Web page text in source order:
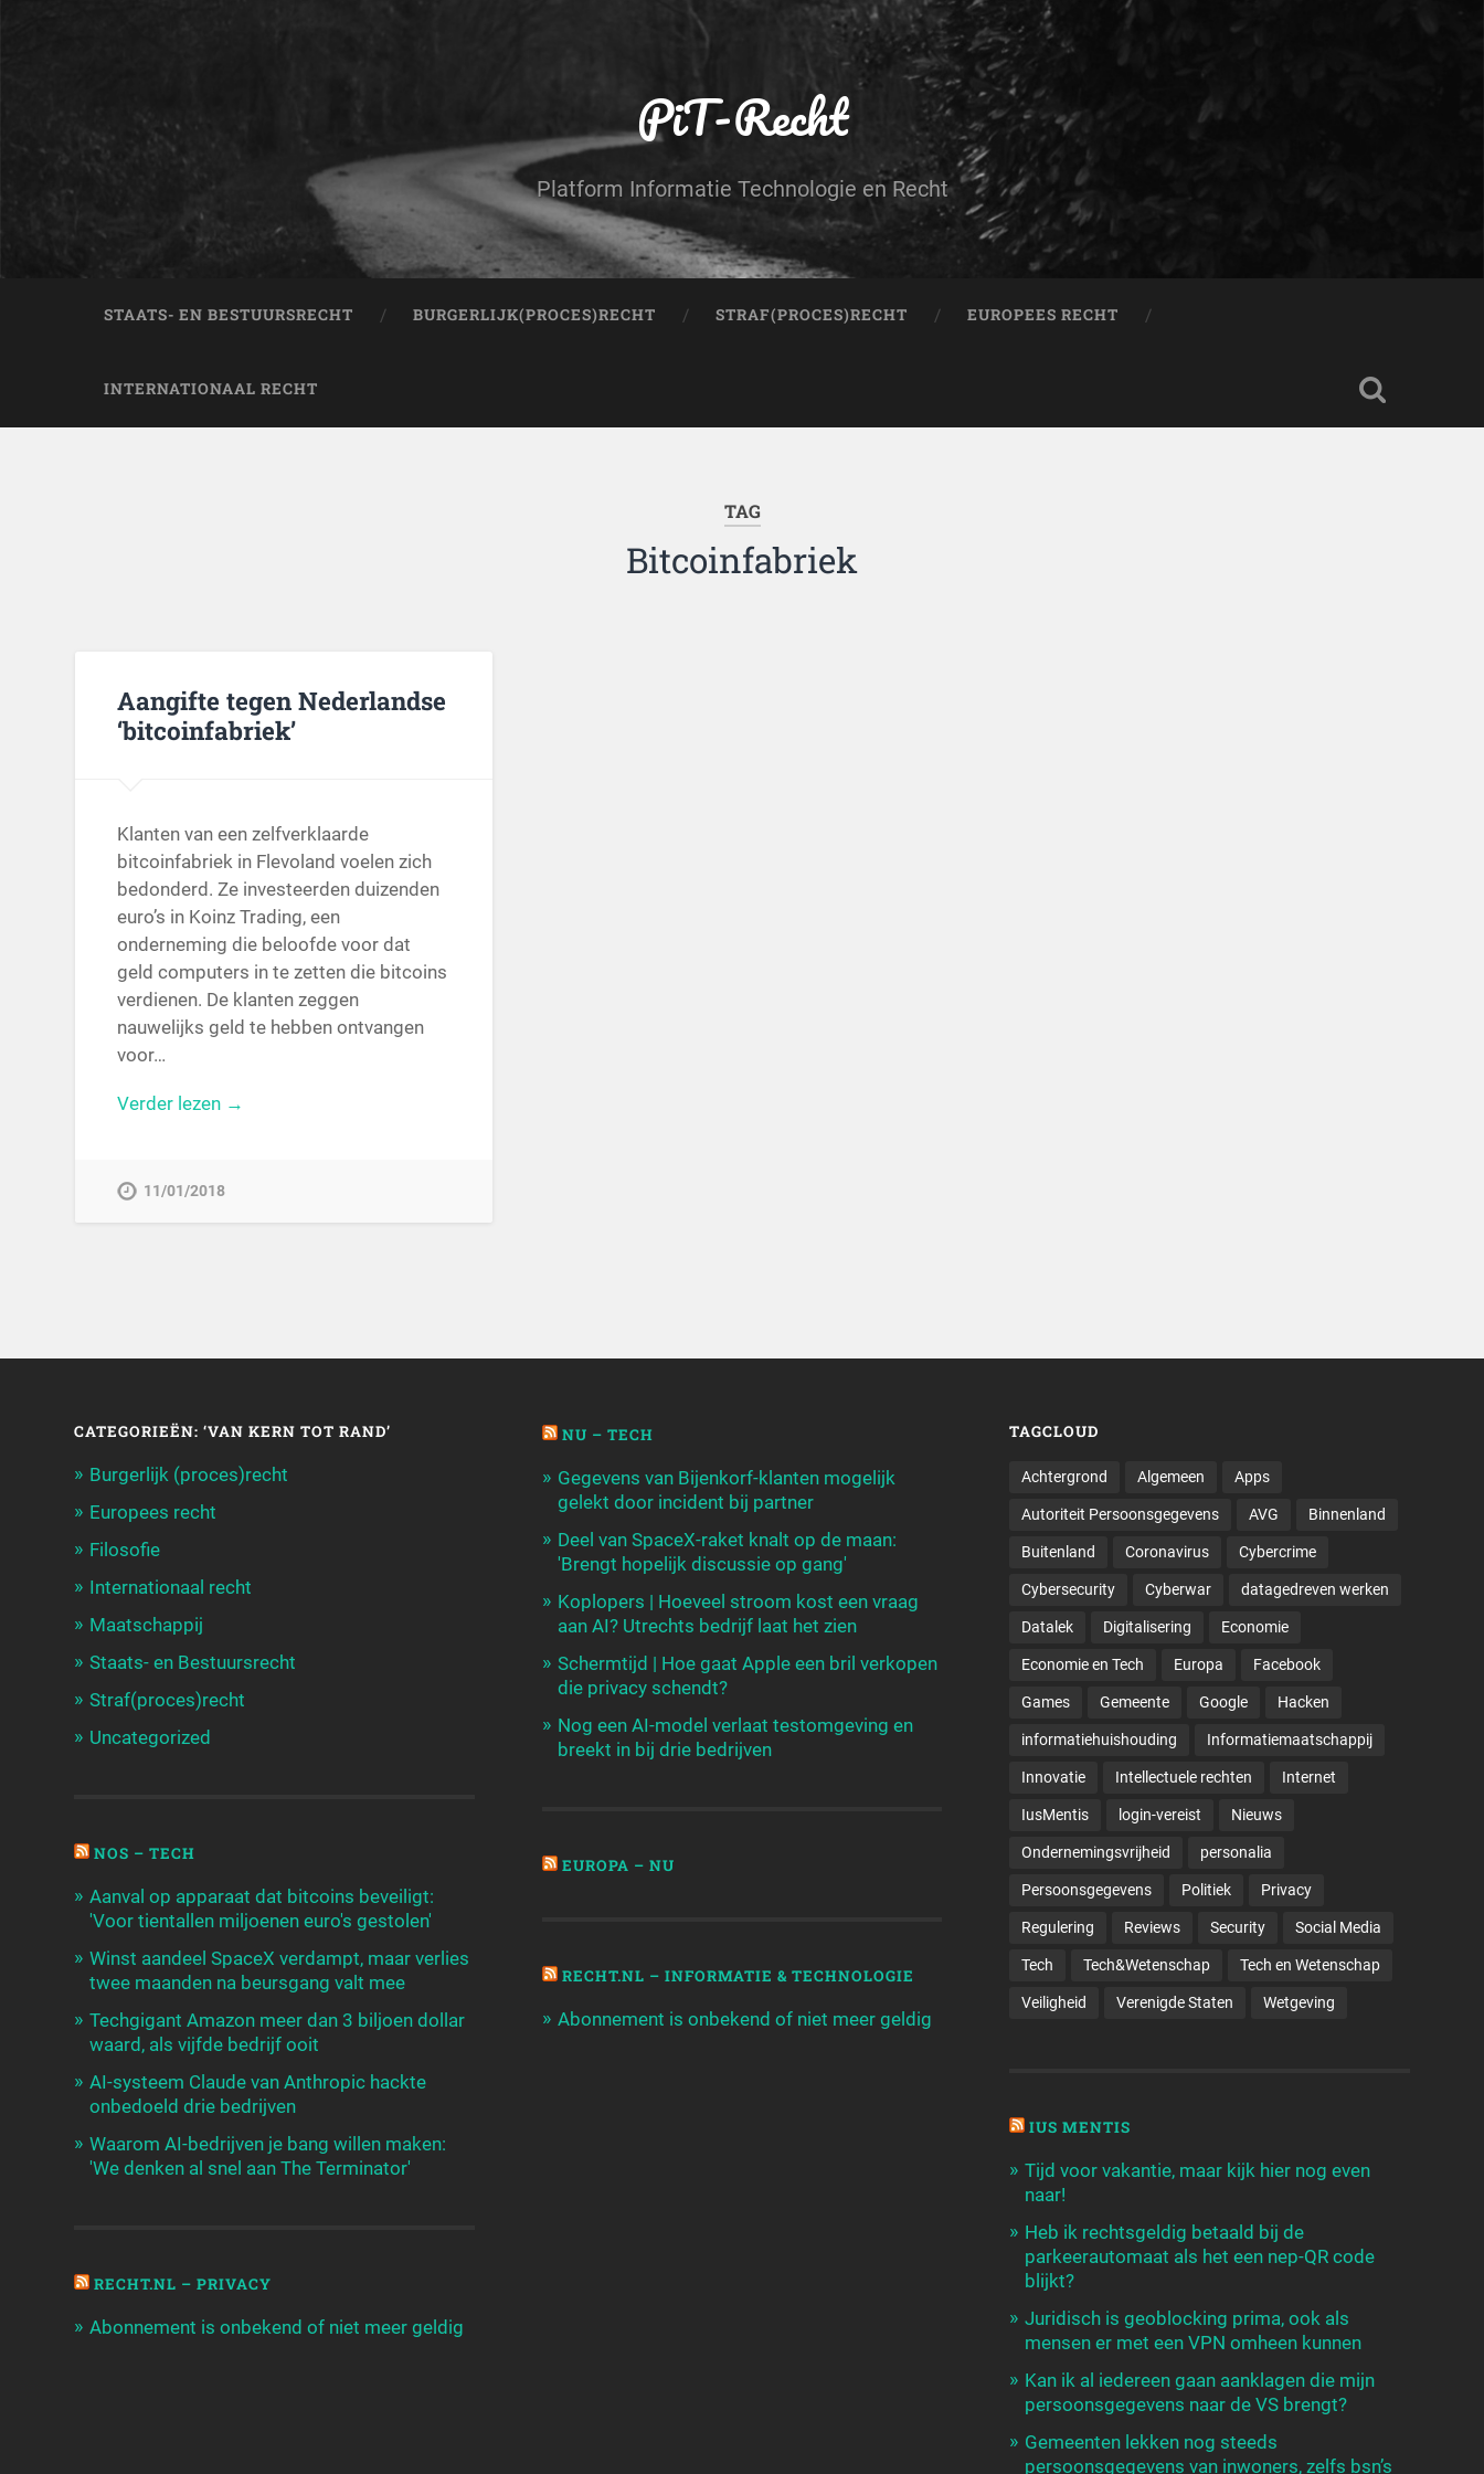
PiT-Recht
Platform Informatie Technologie en Recht
STAATS- EN BESTUURSRECHT BURGERLIJK(PROCES)RECHT STRAF(PROCES)RECHT EUROPEES RECHT
INTERNATIONAAL RECHT
TAG
Bitcoinfabriek
Aangifte tegen Nederlandse
‘bitcoinfabriek’
Klanten van een zelfverklaarde
bitcoinfabriek in Flevoland voelen zich
bedonderd. Ze investeerden duizenden
euro’s in Koinz Trading, een
onderneming die beloofde voor dat
geld computers in te zetten die bitcoins
verdienen. De klanten zeggen
nauwelijks geld te hebben ontvangen
voor…
Verder lezen →
11/01/2018
CATEGORIEËN: ‘VAN KERN TOT RAND’
Burgerlijk (proces)recht
Europees recht
Filosofie
Internationaal recht
Maatschappij
Staats- en Bestuursrecht
Straf(proces)recht
Uncategorized
NOS – TECH
Aanval op apparaat dat bitcoins beveiligt:
'Voor tientallen miljoenen euro's gestolen'
Winst aandeel SpaceX verdampt, maar verlies
twee maanden na beursgang valt mee
Techgigant Amazon meer dan 3 biljoen dollar
waard, als vijfde bedrijf ooit
AI-systeem Claude van Anthropic hackte
onbedoeld drie bedrijven
Waarom AI-bedrijven je bang willen maken:
'We denken al snel aan The Terminator'
RECHT.NL – PRIVACY
Abonnement is onbekend of niet meer geldig
NU – TECH
Gegevens van Bijenkorf-klanten mogelijk
gelekt door incident bij partner
Deel van SpaceX-raket knalt op de maan:
'Brengt hopelijk discussie op gang'
Koplopers | Hoeveel stroom kost een vraag
aan AI? Utrechts bedrijf laat het zien
Schermtijd | Hoe gaat Apple een bril verkopen
die privacy schendt?
Nog een AI-model verlaat testomgeving en
breekt in bij drie bedrijven
EUROPA – NU
RECHT.NL – INFORMATIE & TECHNOLOGIE
Abonnement is onbekend of niet meer geldig
TAGCLOUD
Achtergrond Algemeen Apps
Autoriteit Persoonsgegevens AVG Binnenland
Buitenland Coronavirus Cybercrime
Cybersecurity Cyberwar datagedreven werken
Datalek Digitalisering Economie
Economie en Tech Europa Facebook
Games Gemeente Google Hacken
informatiehuishouding Informatiemaatschappij
Innovatie Intellectuele rechten Internet
IusMentis login-vereist Nieuws
Ondernemingsvrijheid personalia
Persoonsgegevens Politiek Privacy
Regulering Reviews Security Social Media
Tech Tech&Wetenschap Tech en Wetenschap
Veiligheid Verenigde Staten Wetgeving
IUS MENTIS
Tijd voor vakantie, maar kijk hier nog even
naar!
Heb ik rechtsgeldig betaald bij de
parkeerautomaat als het een nep-QR code
blijkt?
Juridisch is geoblocking prima, ook als
mensen er met een VPN omheen kunnen
Kan ik al iedereen gaan aanklagen die mijn
persoonsgegevens naar de VS brengt?
Gemeenten lekken nog steeds
persoonsgegevens van inwoners, zelfs bsn’s